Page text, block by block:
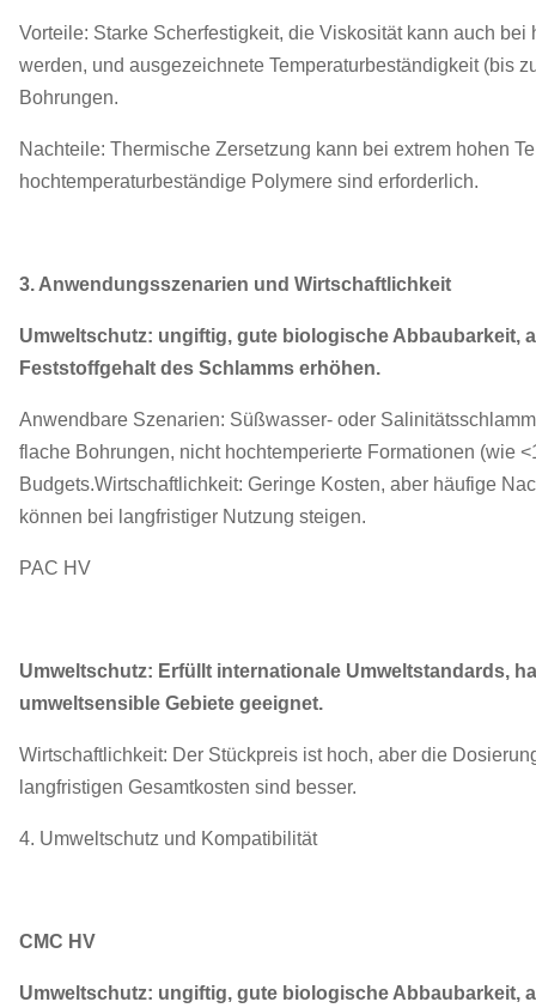
Vorteile: Starke Scherfestigkeit, die Viskosität kann auch
werden, und ausgezeichnete Temperaturbeständigkeit (bis
Bohrungen.
Nachteile: Thermische Zersetzung kann bei extrem hohen
hochtemperaturbeständige Polymere sind erforderlich.
3. Anwendungsszenarien und Wirtschaftlichkeit
Umweltschutz: ungiftig, gute biologische Abbaubarkeit,
Feststoffgehalt des Schlamms erhöhen.
Anwendbare Szenarien: Süßwasser- oder
flache Bohrungen, nicht hochtemperierte Formationen (wie
Budgets.Wirtschaftlichkeit: Geringe Kosten, aber häufige
können bei langfristiger Nutzung steigen.
PAC HV
Umweltschutz: Erfüllt internationale Umweltstandards,
umweltsensible Gebiete geeignet.
Wirtschaftlichkeit: Der Stückpreis ist hoch, aber die
langfristigen Gesamtkosten sind besser.
4. Umweltschutz und Kompatibilität
CMC HV
Umweltschutz: ungiftig, gute biologische Abbaubarkeit,